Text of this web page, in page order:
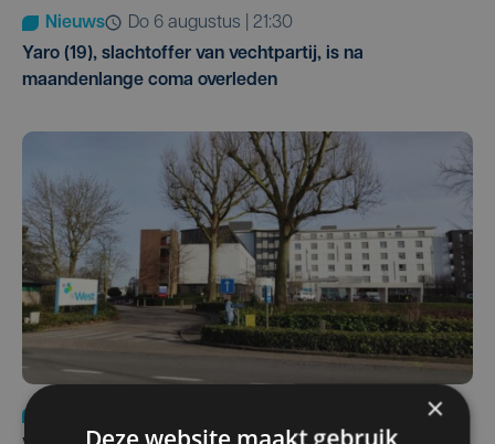
Nieuws
do 6 augustus | 21:30
Yaro (19), slachtoffer van vechtpartij, is na
maandenlange coma overleden
×
Deze website maakt gebruik